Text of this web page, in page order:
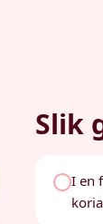
Slik
I en